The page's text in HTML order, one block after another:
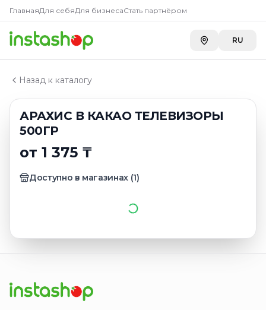
ГлавнаяДля себяДля бизнесаСтать партнёром
RU
Назад к каталогу
АРАХИС В КАКАО ТЕЛЕВИЗОРЫ
500ГР
от 1 375 ₸
Доступно в магазинах (1)
Главная
Каталог
Орехи
АРАХИС В КАКАО ТЕЛЕВИЗОРЫ 500ГР